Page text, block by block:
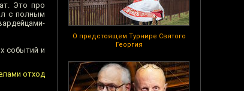
О предстоящем Турнире Святого
Георгия
Это про
с полным
событий и
отход